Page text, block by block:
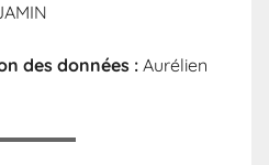
des données : Aurélien